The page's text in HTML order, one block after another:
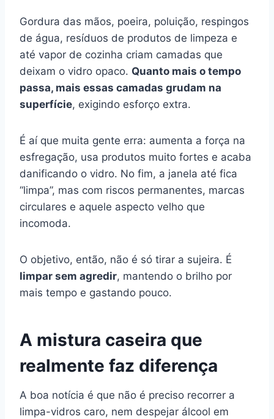
Gordura das mãos, poeira, poluição, respingos
de água, resíduos de produtos de limpeza e
até vapor de cozinha criam camadas que
deixam o vidro opaco. Quanto mais o tempo
passa, mais essas camadas grudam na
superfície, exigindo esforço extra.
É aí que muita gente erra: aumenta a força na
esfregação, usa produtos muito fortes e acaba
danificando o vidro. No fim, a janela até fica
“limpa”, mas com riscos permanentes, marcas
circulares e aquele aspecto velho que
incomoda.
O objetivo, então, não é só tirar a sujeira. É
limpar sem agredir, mantendo o brilho por
mais tempo e gastando pouco.
A mistura caseira que
realmente faz diferença
A boa notícia é que não é preciso recorrer a
limpa-vidros caro, nem despejar álcool em